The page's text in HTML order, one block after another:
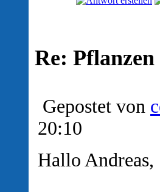
Re:
Gepostet von
20:10
Hallo Andreas,